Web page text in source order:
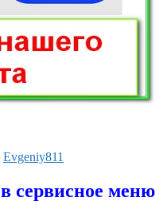
Evgeniy811
сервисное меню